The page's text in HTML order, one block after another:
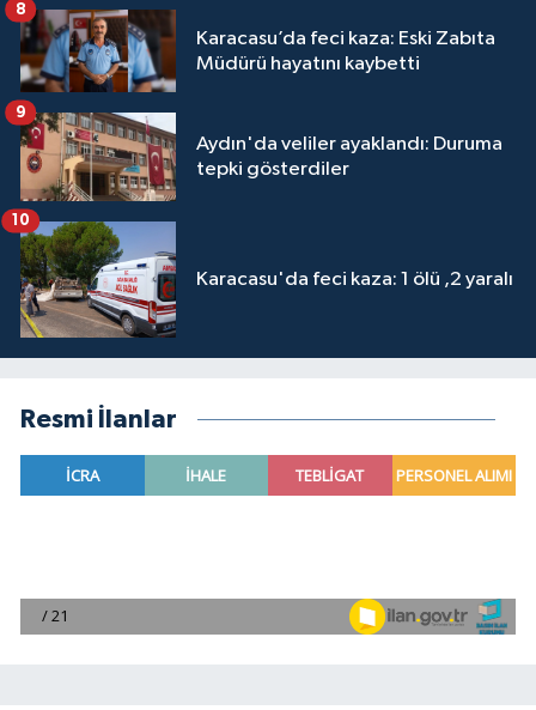
Karacasu’da feci kaza: Eski Zabıta
Müdürü hayatını kaybetti
8
Aydın'da veliler ayaklandı: Duruma
tepki gösterdiler
9
Karacasu'da feci kaza: 1 ölü ,2 yaralı
10
Resmi İlanlar